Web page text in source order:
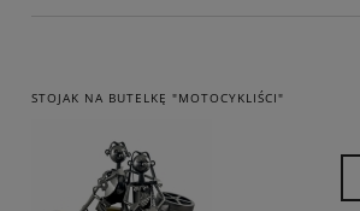
STOJAK NA BUTELKĘ "MOTOCYKLIŚCI"